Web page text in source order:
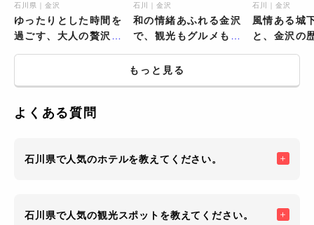
石川県｜金沢
ゆったりとした時間を
過ごす、大人の贅沢な
石川｜金沢
和の情緒あふれる金沢
で、観光もグルメも楽
石川｜金沢
風情ある城
と、金沢の
もっと見る
よくある質問
石川県で人気のホテルを教えてください。
石川県で人気の観光スポットを教えてください。